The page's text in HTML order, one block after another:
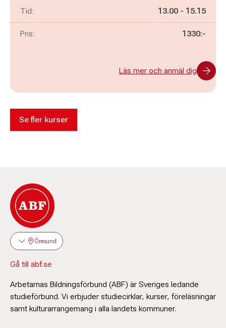
Tid: Pågår mellan
13.00 - och
15.15
Pris: 1330:-
Läs mer och anmäl dig
Se fler kurser
Öresund
Gå till abf.se
Arbetarnas Bildningsförbund (ABF) är Sveriges ledande
studieförbund. Vi erbjuder studiecirklar, kurser, föreläsningar
samt kulturarrangemang i alla landets kommuner.